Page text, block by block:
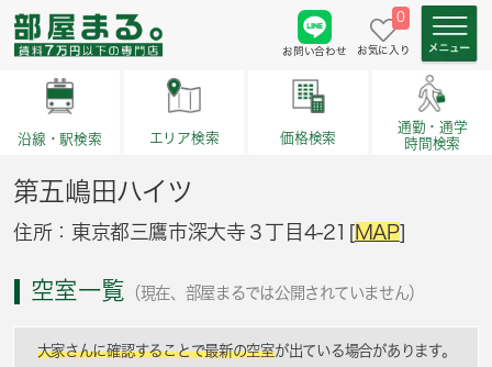
お問い合わせ
0
お気に入り
沿線・駅検索 エリア検索 価格検索
通勤・通学
時間検索
第五嶋田ハイツ
住所：東京都三鷹市深大寺３丁目4-21[MAP]
空室一覧 （現在、部屋まるでは公開されていません）
大家さんに確認することで最新の空室が出ている場合があります。